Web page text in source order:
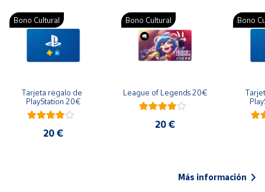
Bono Cultural
Tarjeta regalo de
PlayStation 20€
20 €
Bono Cultural
League of Legends 20€
20 €
Bono
Más información